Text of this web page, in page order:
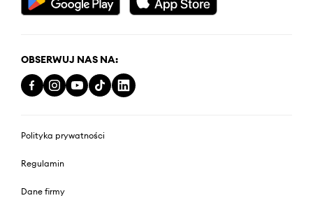
OBSERWUJ NAS NA:
Polityka prywatności
Regulamin
Dane firmy